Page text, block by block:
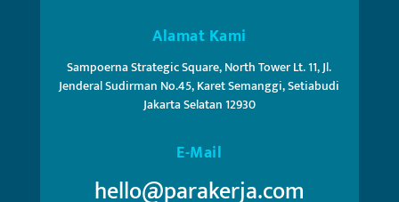
Alamat Kami
Sampoerna Strategic Square, North Tower Lt. 11, Jl.
Jenderal Sudirman No.45, Karet Semanggi, Setiabudi
Jakarta Selatan 12930
E-Mail
hello@parakerja.com